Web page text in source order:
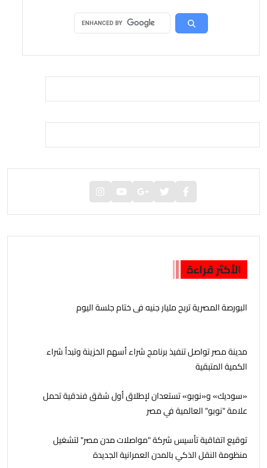
الأكثر قراءة
البورصة المصرية تربح مليار جنيه فى ختام جلسة اليوم
مدينة مصر تواصل تنفيذ برنامج شراء أسهم الخزينة وتبدأ شراء
الكمية المتبقية
«سوديك» و«نوبو» تستعدان لإطلاق أول شقق فندقية تحمل
علامة "نوبو" العالمية في مصر
توقيع اتفاقية تأسيس شركة "مواصلات مدن مصر" لتشغيل
منظومة النقل الذكي بالمدن العمرانية الجديدة